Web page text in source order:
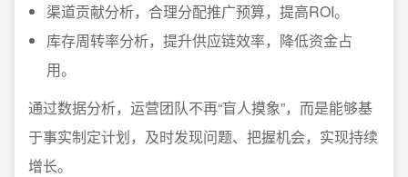
渠道贡献分析，合理分配推广预算，提高ROI。
库存周转率分析，提升供应链效率，降低资金占
用。
通过数据分析，运营团队不再“盲人摸象”，而是能够基
于事实制定计划，及时发现问题、把握机会，实现持续
增长。